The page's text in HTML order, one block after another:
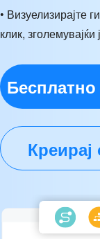
• Визуелизирајте
клик,
Креирај